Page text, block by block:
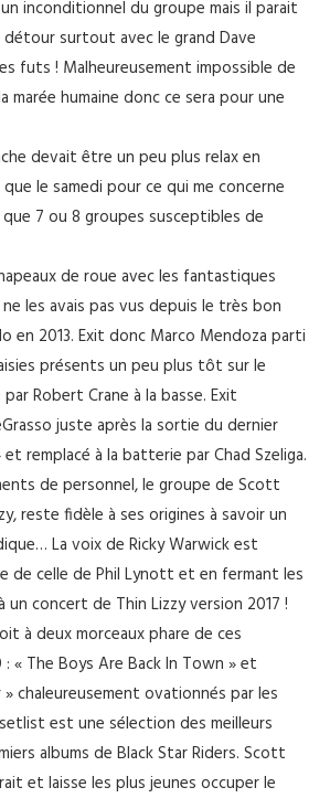
inconditionnel du groupe mais il parait
surtout avec le grand Dave
futs ! Malheureusement impossible de
marée humaine donc ce sera pour une
devait être un peu plus relax en
le samedi pour ce qui me concerne
que 7 ou 8 groupes susceptibles de
de roue avec les fantastiques
ne les avais pas vus depuis le très bon
en 2013. Exit donc Marco Mendoza parti
présents un peu plus tôt sur le
Robert Crane à la basse. Exit
juste après la sortie du dernier
et remplacé à la batterie par Chad Szeliga.
de personnel, le groupe de Scott
reste fidèle à ses origines à savoir un
La voix de Ricky Warwick est
de celle de Phil Lynott et en fermant les
un concert de Thin Lizzy version 2017 !
à deux morceaux phare de ces
« The Boys Are Back In Town » et
» chaleureusement ovationnés par les
est une sélection des meilleurs
albums de Black Star Riders. Scott
et laisse les plus jeunes occuper le